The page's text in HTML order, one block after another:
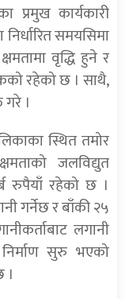
प्रमुख कार्यकारी
समयसिमा
वृद्धि हुने र
रहेको छ । साथै,
।
स्थित तमोर
जलविद्युत
रुपैयाँ रहेको छ ।
गर्नेछ र बाँकी २५
लगानी
सुरु भएको
।